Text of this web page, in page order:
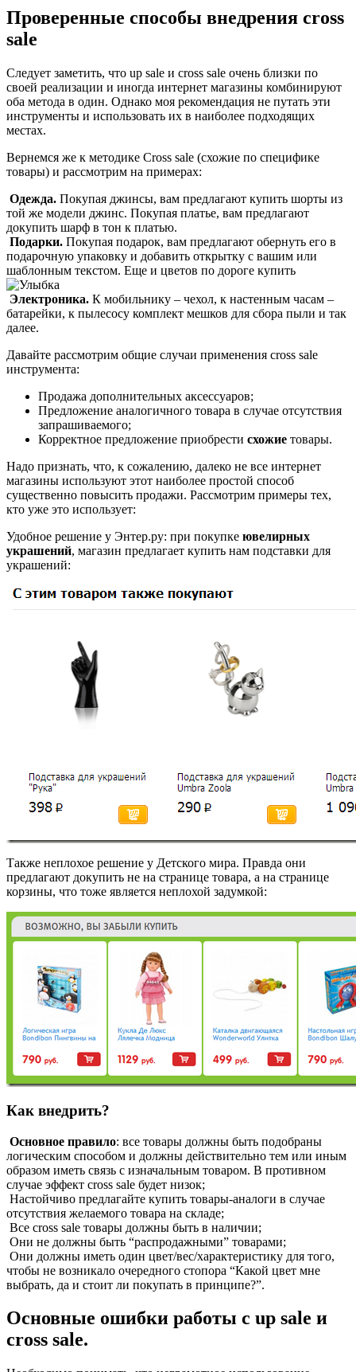
Проверенные способы внедрения cross
sale
Следует заметить, что up sale и cross sale очень близки по
своей реализации и иногда интернет магазины комбинируют
оба метода в один. Однако моя рекомендация не путать эти
инструменты и использовать их в наиболее подходящих
местах.
Вернемся же к методике Cross sale (схожие по специфике
товары) и рассмотрим на примерах:
Одежда. Покупая джинсы, вам предлагают купить шорты из
той же модели джинс. Покупая платье, вам предлагают
докупить шарф в тон к платью.
Подарки. Покупая подарок, вам предлагают обернуть его в
подарочную упаковку и добавить открытку с вашим или
шаблонным текстом. Еще и цветов по дороге купить
Электроника. К мобильнику – чехол, к настенным часам –
батарейки, к пылесосу комплект мешков для сбора пыли и так
далее.
Давайте рассмотрим общие случаи применения cross sale
инструмента:
Продажа дополнительных аксессуаров;
Предложение аналогичного товара в случае отсутствия
запрашиваемого;
Корректное предложение приобрести схожие товары.
Надо признать, что, к сожалению, далеко не все интернет
магазины используют этот наиболее простой способ
существенно повысить продажи. Рассмотрим примеры тех,
кто уже это использует:
Удобное решение у Энтер.ру: при покупке ювелирных
украшений, магазин предлагает купить нам подставки для
украшений:
Также неплохое решение у Детского мира. Правда они
предлагают докупить не на странице товара, а на странице
корзины, что тоже является неплохой задумкой:
Как внедрить?
Основное правило: все товары должны быть подобраны
логическим способом и должны действительно тем или иным
образом иметь связь с изначальным товаром. В противном
случае эффект cross sale будет низок;
Настойчиво предлагайте купить товары-аналоги в случае
отсутствия желаемого товара на складе;
Все cross sale товары должны быть в наличии;
Они не должны быть “распродажными” товарами;
Они должны иметь один цвет/вес/характеристику для того,
чтобы не возникало очередного стопора “Какой цвет мне
выбрать, да и стоит ли покупать в принципе?”.
Основные ошибки работы с up sale и
cross sale.